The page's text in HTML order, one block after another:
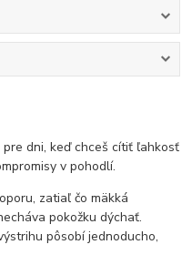
dni, keď chceš cítiť ľahkosť
v pohodlí.
zatiaľ čo mäkká
pokožku dýchať.
pôsobí jednoducho,